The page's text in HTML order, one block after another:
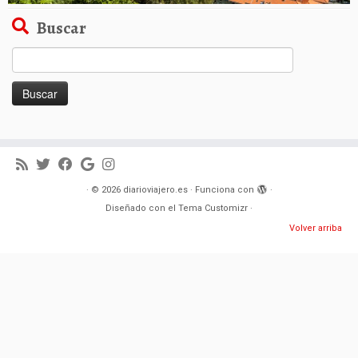
Buscar
· © 2026 diarioviajero.es· Funciona con
·
Diseñado con el Tema Customizr ·
Volver arriba